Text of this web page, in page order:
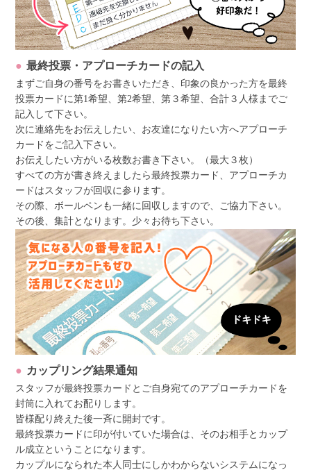
最終投票・アプローチカードの記入
まずご自身の番号をお書きいただき、印象の良かった方を最終
投票カードに第1希望、第2希望、第３希望、合計３人様までご
記入して下さい。
次に連絡先をお伝えしたい、お友達になりたい方へアプローチ
カードをご記入下さい。
お伝えしたい方がいる枚数お書き下さい。（最大３枚）
すべての方が書き終えましたら最終投票カード、アプローチカ
ードはスタッフが回収に参ります。
その際、ボールペンも一緒に回収しますので、ご協力下さい。
その後、集計となります。少々お待ち下さい。
カップリング結果通知
スタッフが最終投票カードとご自身宛てのアプローチカードを
封筒に入れてお配りします。
皆様配り終えた後一斉に開封です。
最終投票カードに印が付いていた場合は、そのお相手とカップ
ル成立ということになります。
カップルになられた本人同士にしかわからないシステムになっ